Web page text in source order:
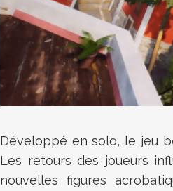
Développé en solo, le jeu
Les retours des joueurs
nouvelles figures